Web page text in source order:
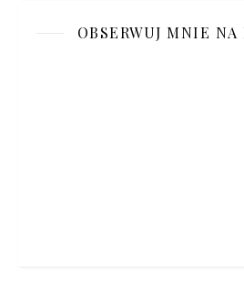
OBSERWUJ MNIE NA